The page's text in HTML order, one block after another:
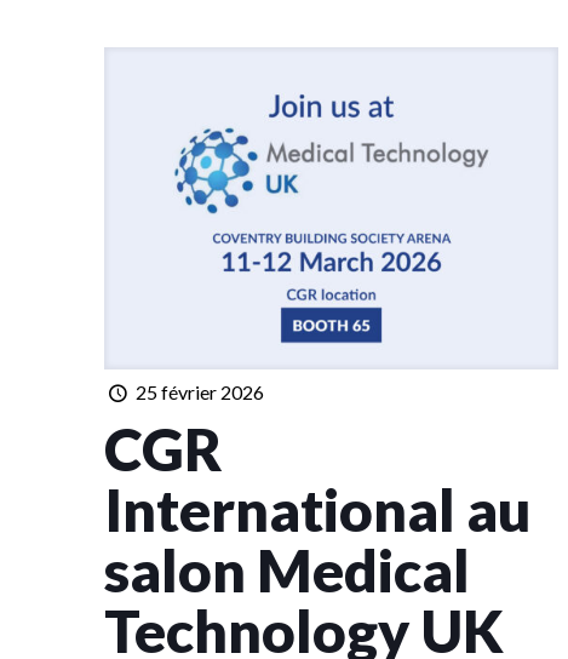
25 février 2026
CGR
International au
salon Medical
Technology UK